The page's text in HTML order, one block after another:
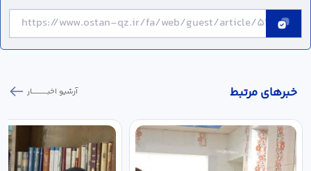
خبر‌های مرتبط آرشیو اخبـــــــــــار